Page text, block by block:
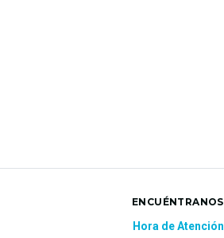
ENCUÉNTRANOS
Hora de Atención